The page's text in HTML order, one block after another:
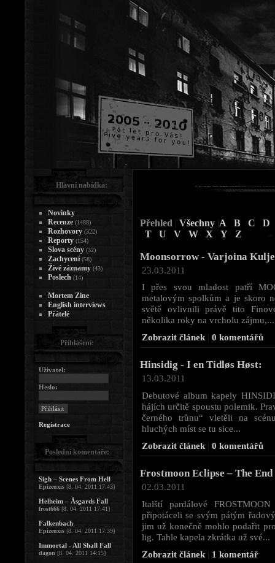
Přehled | Všechny |A B C
D
T
U V W X Y Z
Moonsorrow - Varjoina
23.03.2011
I přes svou mladost patří
metalovým spolkům a je skoro
světě ovlivnili právě tito
několika roky na vrcholu zájmu,...
Zobrazit článek | 0 komentářů
Hinsidig - I en Tidløs Høst:
13.03.2011
Debutové album kapely
hájích určitě spoustu polemik.
černého trůnu“ vletěli na
hluchých míst se tu sice...
Zobrazit článek | 0 komentářů
Frostmoon Eclipse – The
02.03.2011
Italští pardálové
připotáceli se svým pátým
jim už konečně mohlo podařit
lig. Tahle kapela zkrátka už své...
Zobrazit článek | 1 komentář
Hlavní nabídka:
Novinky
Recenze (1488)
Rozhovory (322)
Reporty (154)
Slova scény (32)
Zachycení (58)
Živé záznamy (43)
Poslech (14)
Mortem Zine
English interviews
Přátelé
Přihlášení:
Uživatel:
Heslo:
Registrace
Poslední komentáře:
Sigh – Scenes From Hell
Epizeuxis [8. 04. 2011 17:43]
Helheim – Åsgards Fall
frost666 [8. 04. 2011 17:41]
Falkenbach
Epizeuxis [8. 04. 2011 17:39]
Immortal - All Shall Fall
dagon [8. 04. 2011 14:15]